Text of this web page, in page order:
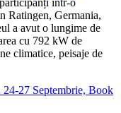
Ratingen, Germania,
a avut o lungime de
cu 792 kW de
climatice, peisaje de
24-27 Septembrie, Book